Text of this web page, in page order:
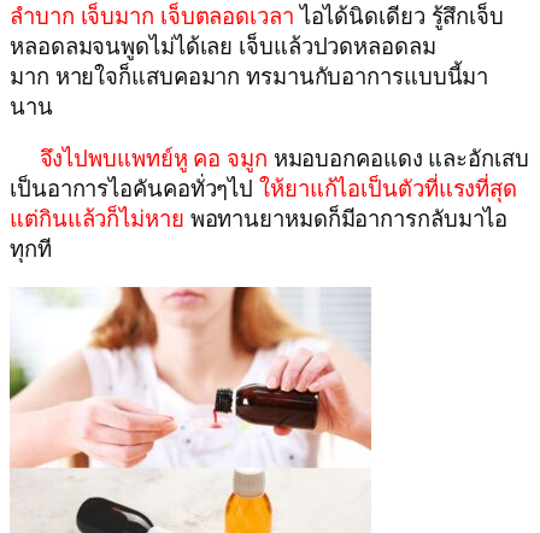
ลำบาก เจ็บมาก เจ็บตลอดเวลา ไอได้นิดเดียว รู้สึกเจ็บ
หลอดลมจนพูดไม่ได้เลย เจ็บแล้วปวดหลอดลม
มาก หายใจก็แสบคอมาก ทรมานกับอาการแบบนี้มา
นาน
จึงไปพบแพทย์หู คอ จมูก หมอบอกคอแดง และอักเสบ
เป็นอาการไอคันคอทั่วๆไป ให้ยาแก้ไอเป็นตัวที่แรงที่สุด
แต่กินแล้วก็ไม่หาย พอทานยาหมดก็มีอาการกลับมาไอ
ทุกที